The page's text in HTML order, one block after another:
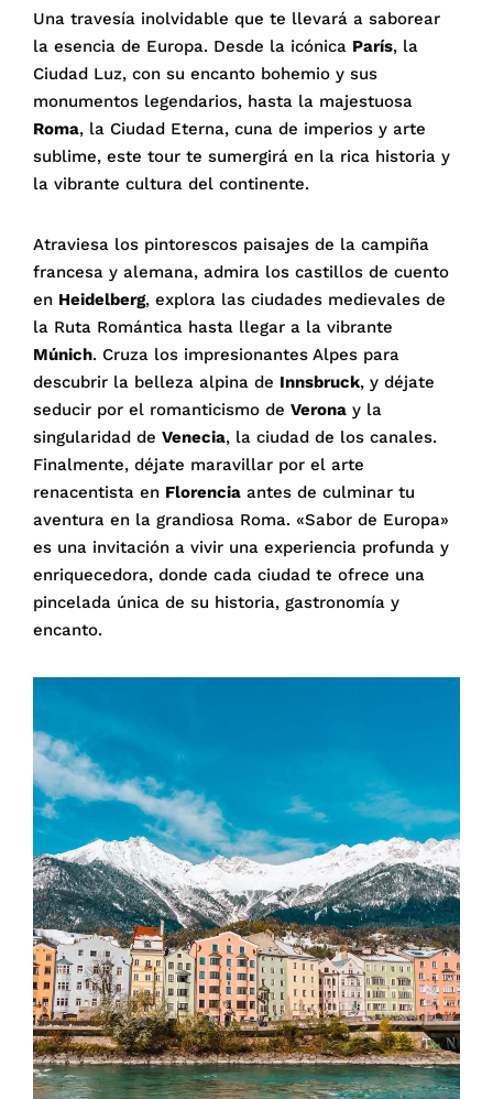
Una travesía inolvidable que te llevará a saborear
la esencia de Europa. Desde la icónica París, la
Ciudad Luz, con su encanto bohemio y sus
monumentos legendarios, hasta la majestuosa
Roma, la Ciudad Eterna, cuna de imperios y arte
sublime, este tour te sumergirá en la rica historia y
la vibrante cultura del continente.
Atraviesa los pintorescos paisajes de la campiña
francesa y alemana, admira los castillos de cuento
en Heidelberg, explora las ciudades medievales de
la Ruta Romántica hasta llegar a la vibrante
Múnich. Cruza los impresionantes Alpes para
descubrir la belleza alpina de Innsbruck, y déjate
seducir por el romanticismo de Verona y la
singularidad de Venecia, la ciudad de los canales.
Finalmente, déjate maravillar por el arte
renacentista en Florencia antes de culminar tu
aventura en la grandiosa Roma. «Sabor de Europa»
es una invitación a vivir una experiencia profunda y
enriquecedora, donde cada ciudad te ofrece una
pincelada única de su historia, gastronomía y
encanto.